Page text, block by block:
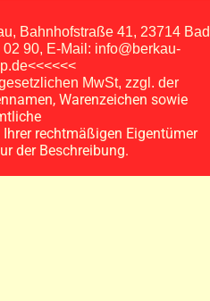
Bahnhofstraße 41, 23714 Bad
90, E-Mail: info@berkau-
MwSt, zzgl. der
Warenzeichen sowie
rechtmäßigen Eigentümer
der Beschreibung.